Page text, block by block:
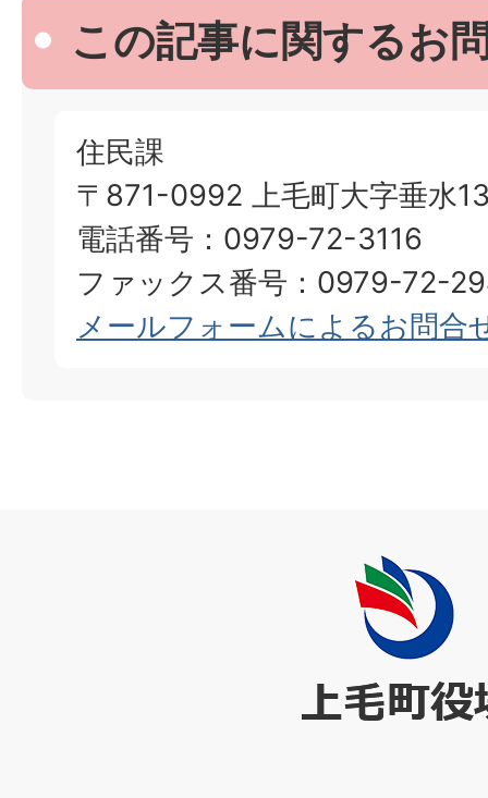
この記事に関するお
住民課
〒871-0992 上毛町大字垂水
電話番号：0979-72-3116
ファックス番号：0979-72-
メールフォームによるお問合